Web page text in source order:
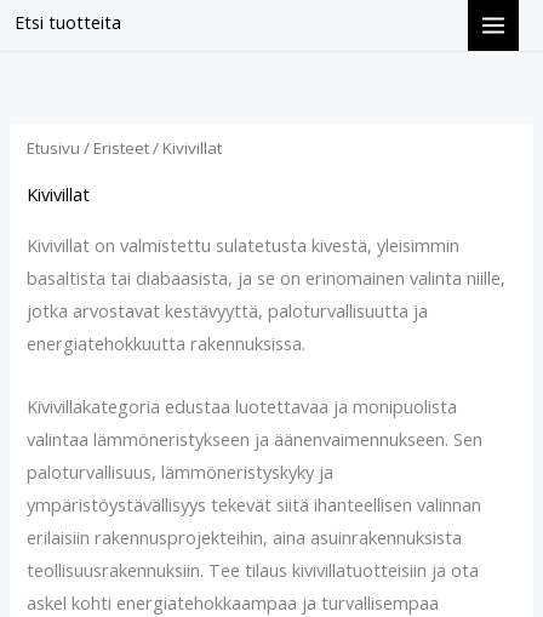
Etsi tuotteita
Siirry
Etusivu / Eristeet/ Kivivillat
Kivivillat
Kivivillat on valmistettu sulatetusta kivestä, yleisimmin
basaltista tai diabaasista, ja se on erinomainen valinta niille,
jotka arvostavat kestävyyttä, paloturvallisuutta ja
energiatehokkuutta rakennuksissa.
Kivivillakategoria edustaa luotettavaa ja monipuolista
valintaa lämmöneristykseen ja äänenvaimennukseen. Sen
paloturvallisuus, lämmöneristyskyky ja
ympäristöystävällisyys tekevät siitä ihanteellisen valinnan
erilaisiin rakennusprojekteihin, aina asuinrakennuksista
teollisuusrakennuksiin. Tee tilaus kivivillatuotteisiin ja ota
askel kohti energiatehokkaampaa ja turvallisempaa